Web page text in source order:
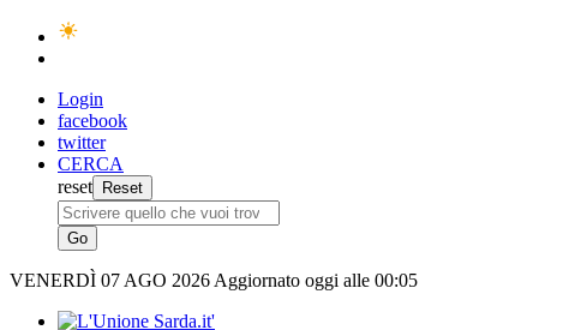
Login
facebook
twitter
CERCA
reset
VENERDÌ 07 AGO 2026 Aggiornato oggi alle 00:05